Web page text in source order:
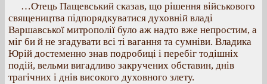
…Отець Пащевський сказав, що рішення військового
священицтва підпорядкуватися духовній владі
Варшавської митрополії було аж надто вже непростим, а
міг би й не згадувати всі ті вагання та сумніви. Владика
Юрій достеменно знав подробиці і перебіг тодішніх
подій, вельми вигадливо закручених обставин, днів
трагічних і днів високого духовного злету.